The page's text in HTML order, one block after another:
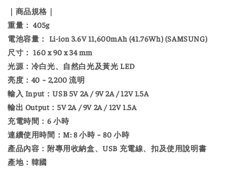
｜商品規格｜
重量： 405g
電池容量： Li-ion 3.6V 11,600mAh (41.76Wh) (SAMSUNG)
尺寸： 160 x 90 x 34 mm
光源：冷白光、自然白光及黃光 LED
亮度：40 ~ 2,200 流明
輸入 Input：USB 5V 2A / 9V 2A / 12V 1.5A
輸出 Output：5V 2A / 9V 2A / 12V 1.5A
充電時間：6 小時
連續使用時間：M: 8 小時 ~ 80 小時
產品內容：附專用收納盒、USB 充電線、扣及使用說明書
產地：韓國